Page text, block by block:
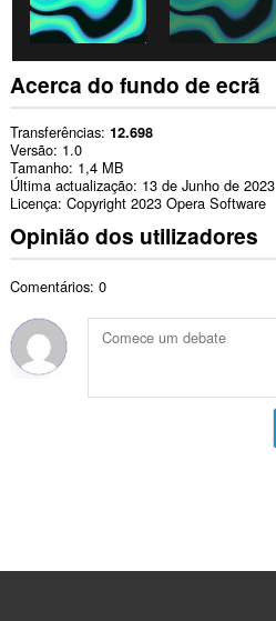
Acerca do fundo de ecrã
Transferências 12.698
Versão 1.0
Tamanho 1,4 MB
Última actualização 13 de Junho de 2023
Licença Copyright 2023 Opera Software
Opinião dos utilizadores
Comentários: 0